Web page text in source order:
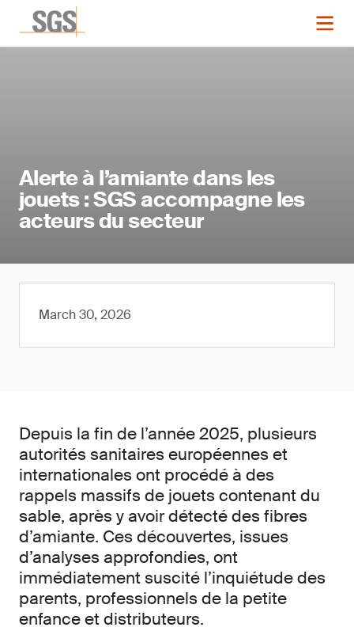
Alerte à l’amiante dans les
jouets : SGS accompagne les
acteurs du secteur
March 30, 2026
Depuis la fin de l’année 2025, plusieurs
autorités sanitaires européennes et
internationales ont procédé à des
rappels massifs de jouets contenant du
sable, après y avoir détecté des fibres
d’amiante. Ces découvertes, issues
d’analyses approfondies, ont
immédiatement suscité l’inquiétude des
parents, professionnels de la petite
enfance et distributeurs.